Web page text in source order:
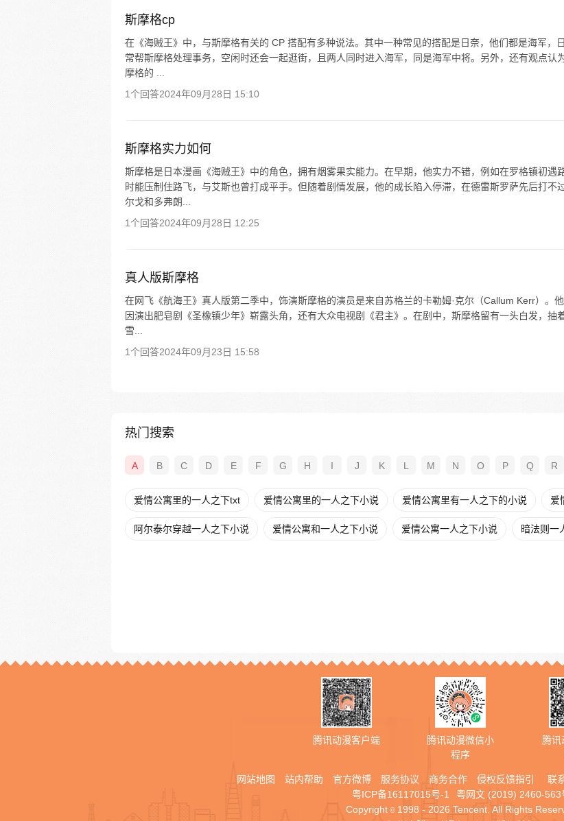
斯摩格cp
在《海贼王》中，与斯摩格有关的 CP 搭配有多种说法。其中一种常见的搭配是日奈，他们都是海军，
常帮斯摩格处理事务，空闲时还会一起逛街，且两人同时进入海军，同是海军中将。另外，还有观点认
摩格的 ...
1个回答2024年09月28日 15:10
斯摩格实力如何
斯摩格是日本漫画《海贼王》中的角色，拥有烟雾果实能力。在早期，他实力不错，例如在罗格镇初遇
时能压制住路飞，与艾斯也曾打成平手。但随着剧情发展，他的成长陷入停滞，在德雷斯罗萨先后打不
尔戈和多弗朗...
1个回答2024年09月28日 12:25
真人版斯摩格
在网飞《航海王》真人版第二季中，饰演斯摩格的演员是来自苏格兰的卡勒姆·克尔（Callum Kerr）。
因演出肥皂剧《圣橡镇少年》崭露头角，还有大众电视剧《君主》。在剧中，斯摩格留有一头白发，抽
雪...
1个回答2024年09月23日 15:58
热门搜索
A B C D E F G H I J K L M N O P Q R
爱情公寓里的一人之下txt 爱情公寓里的一人之下小说 爱情公寓里有一人之下的小说 爱
阿尔泰尔穿越一人之下小说 爱情公寓和一人之下小说 爱情公寓一人之下小说 暗法则一
腾讯动漫客户端
腾讯动漫微信小
程序
腾
网站地图 站内帮助 官方微博 服务协议 商务合作 侵权反馈指引 联
粤ICP备16117015号-1
粤网文 (2019) 2460-563
Copyright © 1998 - 2026 Tencent. All Rights